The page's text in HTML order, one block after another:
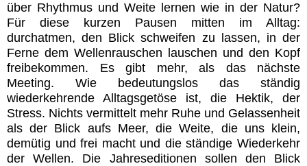
über Rhythmus und Weite lernen wie in der Natur?
Für diese kurzen Pausen mitten im Alltag:
durchatmen, den Blick schweifen zu lassen, in der
Ferne dem Wellenrauschen lauschen und den Kopf
freibekommen. Es gibt mehr, als das nächste
Meeting. Wie bedeutungslos das ständig
wiederkehrende Alltagsgetöse ist, die Hektik, der
Stress. Nichts vermittelt mehr Ruhe und Gelassenheit
als der Blick aufs Meer, die Weite, die uns klein,
demütig und frei macht und die ständige Wiederkehr
der Wellen. Die Jahreseditionen sollen den Blick